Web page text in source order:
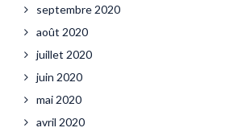
septembre 2020
août 2020
juillet 2020
juin 2020
mai 2020
avril 2020